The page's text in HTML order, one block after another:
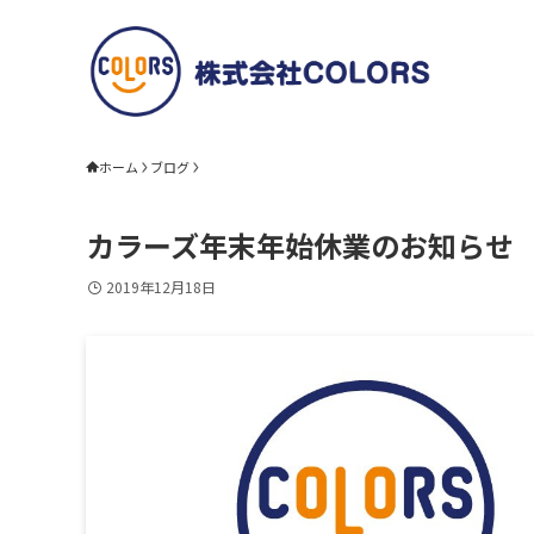
ホーム ブログ
カラーズ年末年始休業のお知らせ
2019年12月18日